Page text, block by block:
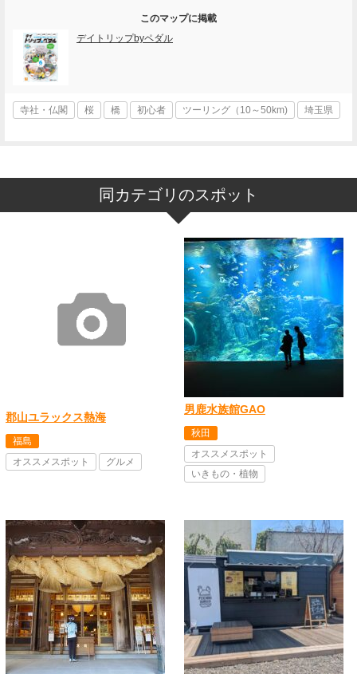
このマップに掲載
デイトリップbyペダル
寺社・仏閣 桜 橋 初心者 ツーリング（10～50km) 埼玉県
同カテゴリのスポット
郡山ユラックス熱海
福島
オススメスポット
グルメ
男鹿水族館GAO
秋田
オススメスポット
いきもの・植物